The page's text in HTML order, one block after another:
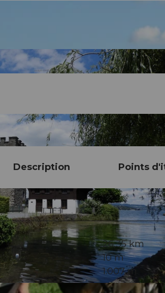
Description Points
26,35 km
10 m
1.007 m